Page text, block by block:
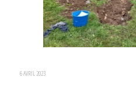
6 AVRIL 2023